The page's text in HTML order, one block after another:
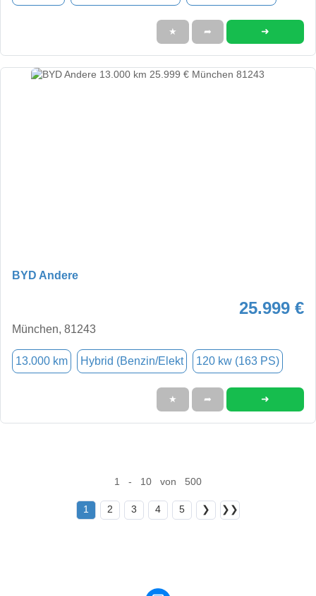
★ ➦ ➜
BYD Andere
25.999 €
München, 81243
13.000 km Hybrid (Benzin/Elekt 120 kw (163 PS)
★ ➦ ➜
1 - 10 von 500
1 2 3 4 5 ❯ ❯❯